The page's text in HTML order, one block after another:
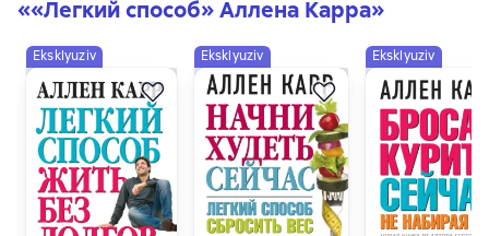
««Легкий способ» Аллена Карра»
Eksklyuziv Eksklyuziv Eksklyuziv